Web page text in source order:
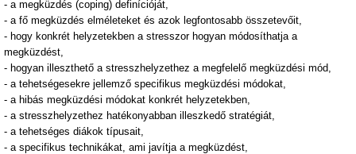
- a megküzdés (coping) definícióját,
- a fő megküzdés elméleteket és azok legfontosabb összetevőit,
- hogy konkrét helyzetekben a stresszor hogyan módosíthatja a
megküzdést,
- hogyan illeszthető a stresszhelyzethez a megfelelő megküzdési mód,
- a tehetségesekre jellemző specifikus megküzdési módokat,
- a hibás megküzdési módokat konkrét helyzetekben,
- a stresszhelyzethez hatékonyabban illeszkedő stratégiát,
- a tehetséges diákok típusait,
- a specifikus technikákat, ami javítja a megküzdést,